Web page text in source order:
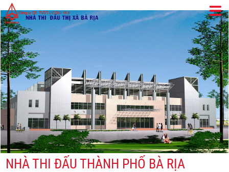
NHÀ THI ĐẤU THÀNH PHỐ BÀ RỊA